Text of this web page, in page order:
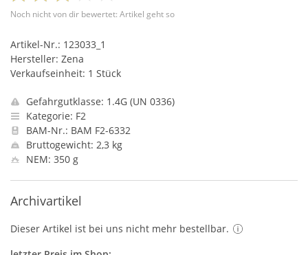
Noch nicht von dir bewertet: Artikel geht so
Artikel-Nr.: 123033_1
Hersteller: Zena
Verkaufseinheit: 1 Stück
Gefahrgutklasse: 1.4G (UN 0336)
Kategorie: F2
BAM-Nr.: BAM F2-6332
Bruttogewicht: 2,3 kg
NEM: 350 g
Archivartikel
Dieser Artikel ist bei uns nicht mehr bestellbar.